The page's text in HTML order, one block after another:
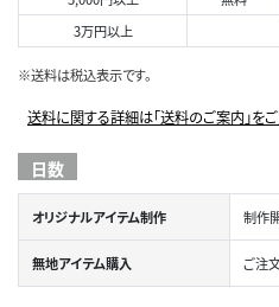
3万円以上
※送料は税込表示です。
送料に関する詳細は「送料のご案内」をご
日数
オリジナルアイテム制作 制作
無地アイテム購入 ご注